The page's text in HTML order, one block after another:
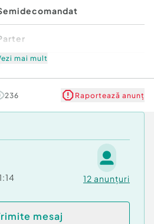
mai mult
236 Raportează anunț
12 anunțuri
mesaj